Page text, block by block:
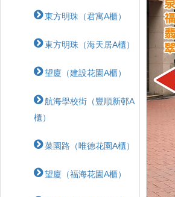
東方明珠（君寓A櫃）
東方明珠（海天居A櫃）
望廈（建設花園A櫃）
航海學校街（豐順新邨A
櫃）
菜園路（唯德花園A櫃）
望廈（福海花園A櫃）